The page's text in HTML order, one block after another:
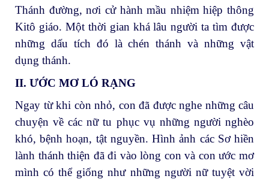
Thánh đường, nơi cử hành mầu nhiệm hiệp thông
Kitô giáo. Một thời gian khá lâu người ta tìm được
những dấu tích đó là chén thánh và những vật
dụng thánh.
II. ƯỚC MƠ LÓ RẠNG
Ngay từ khi còn nhỏ, con đã được nghe những câu
chuyện về các nữ tu phục vụ những người nghèo
khó, bệnh hoạn, tật nguyền. Hình ảnh các Sơ hiền
lành thánh thiện đã đi vào lòng con và con ước mơ
mình có thể giống như những người nữ tuyệt vời